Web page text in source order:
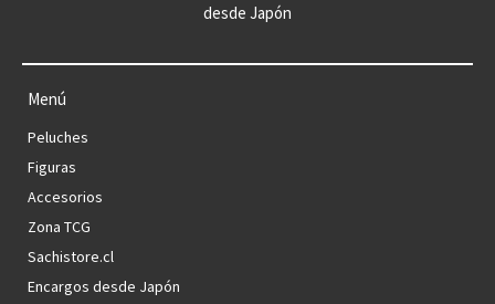
desde Japón
Menú
Peluches
Figuras
Accesorios
Zona TCG
Sachistore.cl
Encargos desde Japón